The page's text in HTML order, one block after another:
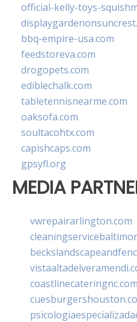
official-kelly-toys-
bbq-empire-usa.com
feedstoreva.com
drogopets.com
ediblechalk.com
tabletennisnearme.com
oaksofa.com
soultacohtx.com
capishcaps.com
gpsyfl.org
MEDIA
vwrepairarlington.com
coastlinecateringnc.com